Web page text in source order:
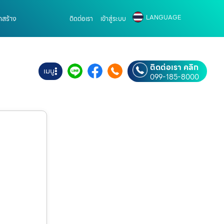
ร้าง ติดต่อเรา เข้าสู่ระบบ LANGUAGE
เมนู ติดต่อเรา คลิก
099-185-8000